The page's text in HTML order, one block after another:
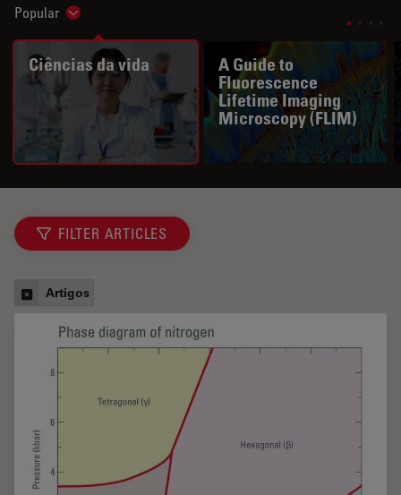
Popular Show subnavigation
Ciências da vida
A Guide to
Fluorescence
Lifetime Imaging
Microscopy (FLIM)
FILTER ARTICLES
Artigos